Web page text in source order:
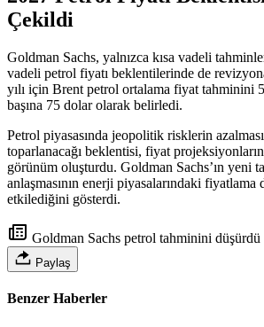
Çekildi
Goldman Sachs, yalnızca kısa vadeli
vadeli petrol fiyatı beklentilerinde de
yılı için Brent petrol ortalama fiyat tahminini
başına 75 dolar olarak belirledi.
Petrol piyasasında jeopolitik risklerin azalması
toparlanacağı beklentisi, fiyat
görünüm oluşturdu. Goldman Sachs’ın yeni
anlaşmasının enerji piyasalarındaki fiyatlama
etkilediğini gösterdi.
Goldman Sachs petrol tahminini düşürdü
Paylaş
Benzer Haberler